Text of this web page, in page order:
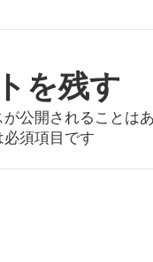
を残す
公開されることは
須項目です